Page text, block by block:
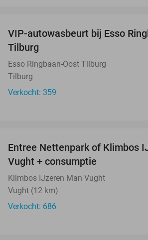
VIP-autowasbeurt bij Esso
Tilburg
Esso Ringbaan-Oost Tilburg
Tilburg
Verkocht: 359
Entree Nettenpark of Klimbos
Vught + consumptie
Klimbos IJzeren Man Vught
Vught (12 km)
Verkocht: 686